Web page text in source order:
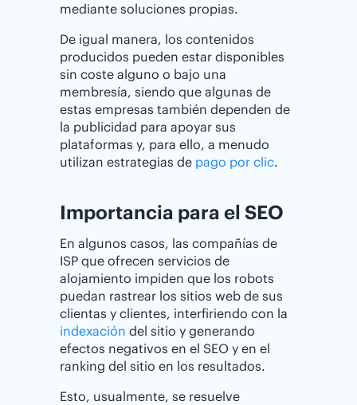
mediante soluciones propias.
De igual manera, los contenidos
producidos pueden estar disponibles
sin coste alguno o bajo una
membresía, siendo que algunas de
estas empresas también dependen de
la publicidad para apoyar sus
plataformas y, para ello, a menudo
utilizan estrategias de pago por clic.
Importancia para el SEO
En algunos casos, las compañías de
ISP que ofrecen servicios de
alojamiento impiden que los robots
puedan rastrear los sitios web de sus
clientas y clientes, interfiriendo con la
indexación del sitio y generando
efectos negativos en el SEO y en el
ranking del sitio en los resultados.
Esto, usualmente, se resuelve